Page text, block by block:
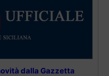
dalla Gazzetta